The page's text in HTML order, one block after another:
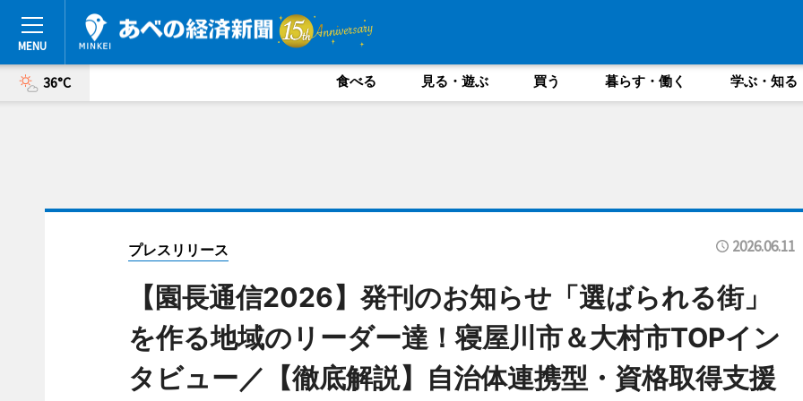
36°C 食べる 見る・遊ぶ 買う 暮らす・働く 学ぶ・知る
プレスリリース 2026.06.11
【園長通信2026】発刊のお知らせ「選ばられる街」
を作る地域のリーダー達！寝屋川市＆大村市TOPイン
タビュー／【徹底解説】自治体連携型・資格取得支援